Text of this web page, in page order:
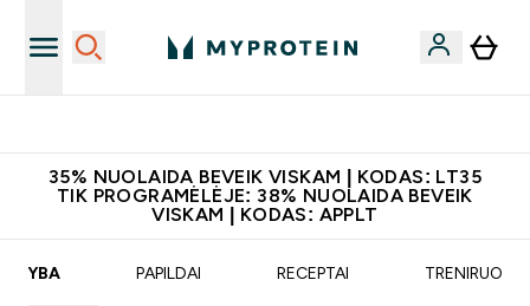
35% NUOLAIDA BEVEIK VISKAM | KODAS: LT35
TIK PROGRAMĖLĖJE: 38% NUOLAIDA BEVEIK
VISKAM | KODAS: APPLT
PAPILDAI RECEPTAI